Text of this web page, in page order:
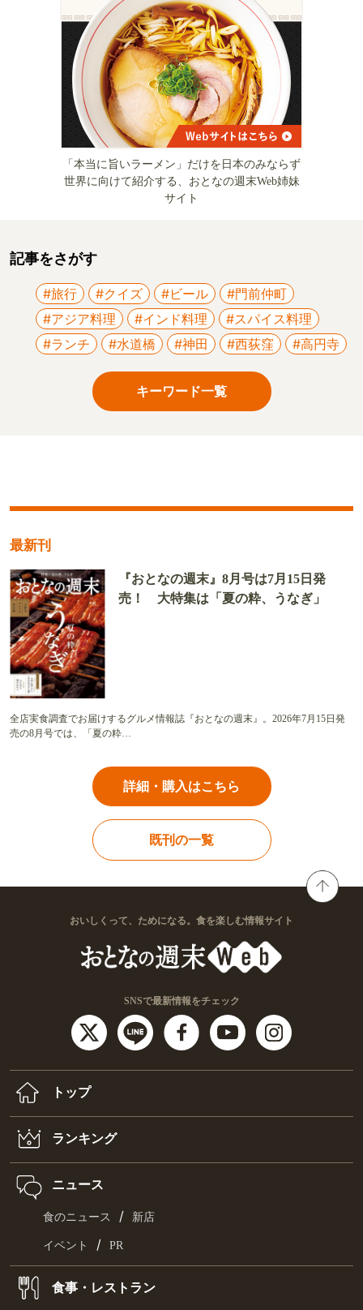
「本当に旨いラーメン」だけを日本のみならず
世界に向けて紹介する、おとなの週末Web姉妹
サイト
記事をさがす
#旅行 #クイズ #ビール
#門前仲町
#アジア料理
#インド料理
#スパイス料理
#ランチ
#水道橋 #神田 #西荻窪 #高円寺
キーワード一覧
最新刊
『おとなの週末』8月号は7月15日発
売！ 大特集は「夏の粋、うなぎ」
全店実食調査でお届けするグルメ情報誌『おとなの週末』。2026年7月15日発
売の8月号では、「夏の粋…
詳細・購入はこちら
既刊の一覧
おいしくって、ためになる。食を楽しむ情報サイト
SNSで最新情報をチェック
トップ
ランキング
ニュース
食のニュース / 新店
イベント / PR
食事・レストラン